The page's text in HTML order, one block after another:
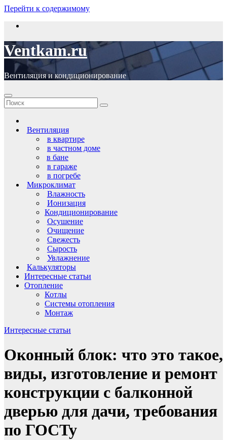
Перейти к содержимому
Ventkam.ru
Вентиляция и кондиционирование
Вентиляция
в квартире
в частном доме
в бане
в гараже
в погребе
Микроклимат
Влажность
Ионизация
Кондиционирование
Осушение
Очищение
Свежесть
Сырость
Увлажнение
Калькуляторы
Интересные статьи
Отопление
Котлы
Системы отопления
Монтаж
Интересные статьи
Оконный блок: что это такое,
виды, изготовление и ремонт
конструкции с балконной
дверью для дачи, требования
по ГОСТу